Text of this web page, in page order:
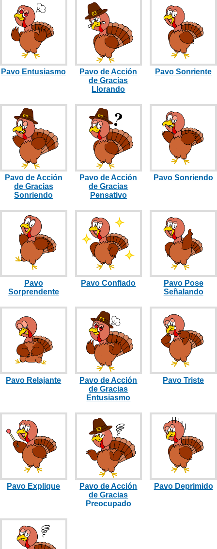
Pavo Entusiasmo
Pavo de Acción
de Gracias
Llorando
Pavo Sonriente
Pavo de Acción
de Gracias
Sonriendo
Pavo de Acción
de Gracias
Pensativo
Pavo Sonriendo
Pavo
Sorprendente
Pavo Confiado
Pavo Pose
Señalando
Pavo Relajante
Pavo de Acción
de Gracias
Entusiasmo
Pavo Triste
Pavo Explique
Pavo de Acción
de Gracias
Preocupado
Pavo Deprimido